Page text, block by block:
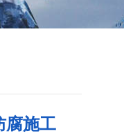
腐施工